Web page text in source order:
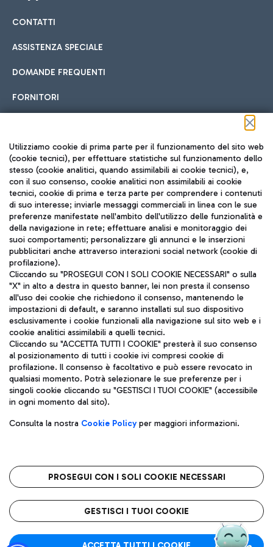
Cucina Internazionale
Fast Food
Pizza
Gelateria
Wine Bar & Sparkling
Hotel in aeroporto
Scegli l'alloggio più adatto e approfitta della vicinanza
all'aeroporto.
Car sharing
Con il Car Sharing è ancora più facile spostarsi
Treno
Raggiungi velocemente l'aeroporto di Fiumicino da Roma
tramite i servizi ferroviari Trenitalia.
Autobus
Scopri le linee di autobus per raggiungere l'aeroporto
Leonardo Da Vinci.
Raggiungi l’aeroporto senza pensieri con il servizio di taxi a
Ristoranti
Scopri la nostra offerta per una pausa gustosa in aeroporto
Mappa Aeroporto Fiumicino
CONTATTI
ASSISTENZA SPECIALE
DOMANDE FREQUENTI
FORNITORI
Seguici sui social
TRAVEL JOURNAL
ITA
Aeroporti di Roma S.p.A. - Società soggetta a direzione e
coordinamento di Mundys S.p.A.
Codice fiscale e Registro delle Imprese di Roma 13032990155 P.
IVA 06572251004
Capitale sociale 62.224.743,00 int. vers.
Sede legale: Via Pier Paolo Racchetti 1 - 00054 Fiumicino (RM)
telefono +39 06 65951
Privacy policy
Note legali
Roma FCO
L'aeroporto stellato
Utilizziamo cookie di prima parte per il funzionamento del sito web
(cookie tecnici), per effettuare statistiche sul funzionamento dello
stesso (cookie analitici, quando assimilabili ai cookie tecnici), e,
con il suo consenso, cookie analitici non assimilabili ai cookie
tecnici, cookie di prima e terza parte per comprendere i contenuti
di suo interesse; inviarle messaggi commerciali in linea con le sue
preferenze manifestate nell'ambito dell'utilizzo delle funzionalità e
della navigazione in rete; effettuare analisi e monitoraggio dei
suoi comportamenti; personalizzare gli annunci e le inserzioni
pubblicitari anche attraverso interazioni social network (cookie di
profilazione).
Cliccando su "PROSEGUI CON I SOLI COOKIE NECESSARI" o sulla
"X" in alto a destra in questo banner, lei non presta il consenso
all'uso dei cookie che richiedono il consenso, mantenendo le
impostazioni di default, e saranno installati sul suo dispositivo
esclusivamente i cookie funzionali alla navigazione sul sito web e i
cookie analitici assimilabili a quelli tecnici.
Cliccando su "ACCETTA TUTTI I COOKIE" presterà il suo consenso
al posizionamento di tutti i cookie ivi compresi cookie di
profilazione. Il consenso è facoltativo e può essere revocato in
qualsiasi momento. Potrà selezionare le sue preferenze per i
singoli cookie cliccando su "GESTISCI I TUOI COOKIE" (accessibile
in ogni momento dal sito).
Consulta la nostra Cookie Policyper maggiori informazioni.
PROSEGUI CON I SOLI COOKIE NECESSARI
GESTISCI I TUOI COOKIE